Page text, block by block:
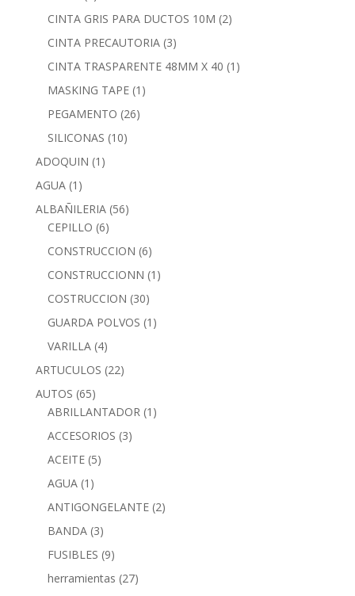
CINTA GRIS PARA DUCTOS 10M (2)
CINTA PRECAUTORIA (3)
CINTA TRASPARENTE 48MM X 40 (1)
MASKING TAPE (1)
PEGAMENTO (26)
SILICONAS (10)
ADOQUIN (1)
AGUA (1)
ALBAÑILERIA (56)
CEPILLO (6)
CONSTRUCCION (6)
CONSTRUCCIONN (1)
COSTRUCCION (30)
GUARDA POLVOS (1)
VARILLA (4)
ARTUCULOS (22)
AUTOS (65)
ABRILLANTADOR (1)
ACCESORIOS (3)
ACEITE (5)
AGUA (1)
ANTIGONGELANTE (2)
BANDA (3)
FUSIBLES (9)
herramientas (27)